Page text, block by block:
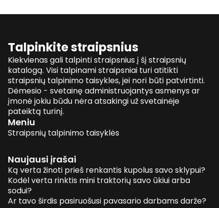
Talpinkite straipsnius
Kiekvienas gali talpinti straipsnius į šį straipsnių
katalogą. Visi talpinami straipsniai turi atitikti
straipsnių talpinimo taisykles, jei nori būti patvirtinti.
Dėmesio - svetainę administruojantys asmenys ar
įmonė jokiu būdu nėra atsakingi už svetainėje
pateiktą turinį.
Meniu
Straipsnių talpinimo taisyklės
Naujausi įrašai
Ką verta žinoti prieš renkantis kupolus savo sklypui?
Kodėl verta rinktis mini traktorių savo ūkiui arba
sodui?
Ar tavo širdis pasiruošusi pavasario darbams darže?